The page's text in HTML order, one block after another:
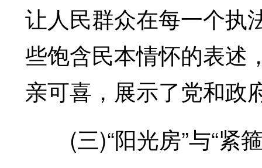
让人民群众在每一个
些饱含民本情怀的表述
亲可喜，展示了党和政
(三)“阳光房”与“紧